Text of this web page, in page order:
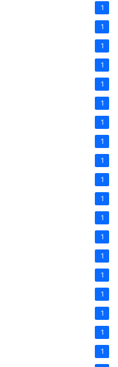
1
1
1
1
1
1
1
1
1
1
1
1
1
1
1
1
1
1
1